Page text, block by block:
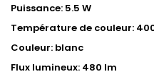
Puissance: 5.5 W
Température de couleur:
Couleur: blanc
Flux lumineux: 480 lm